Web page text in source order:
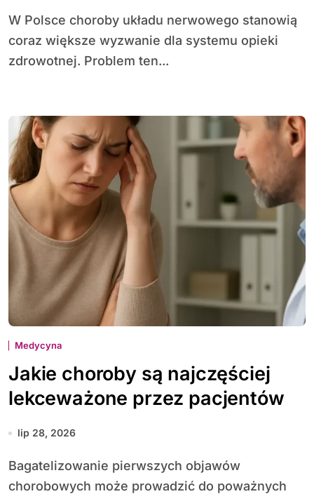
W Polsce choroby układu nerwowego stanowią
coraz większe wyzwanie dla systemu opieki
zdrowotnej. Problem ten...
Medycyna
Jakie choroby są najczęściej
lekceważone przez pacjentów
lip 28, 2026
Bagatelizowanie pierwszych objawów
chorobowych może prowadzić do poważnych